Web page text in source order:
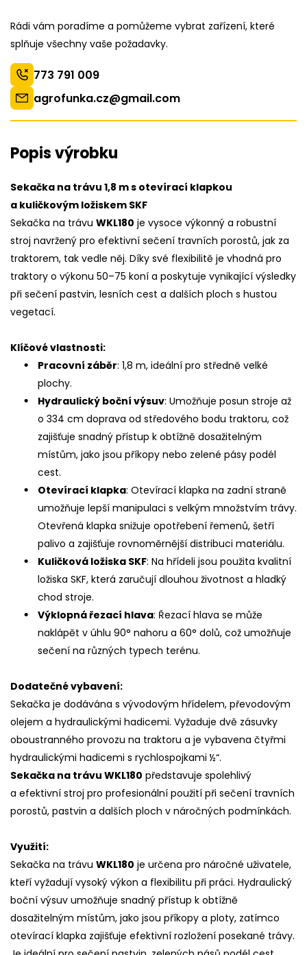
Rádi vám poradíme a pomůžeme vybrat zařízení, které
splňuje všechny vaše požadavky.
773 791 009
agrofunka.cz@gmail.com
Popis výrobku
Sekačka na trávu 1,8 m s otevírací klapkou
a kuličkovým ložiskem SKF
Sekačka na trávu WKL180 je vysoce výkonný a robustní
stroj navržený pro efektivní sečení travních porostů, jak za
traktorem, tak vedle něj. Díky své flexibilitě je vhodná pro
traktory o výkonu 50–75 koní a poskytuje vynikající výsledky
při sečení pastvin, lesních cest a dalších ploch s hustou
vegetací.
Klíčové vlastnosti:
Pracovní záběr: 1,8 m, ideální pro středně velké
plochy.
Hydraulický boční výsuv: Umožňuje posun stroje až
o 334 cm doprava od středového bodu traktoru, což
zajišťuje snadný přístup k obtížně dosažitelným
místům, jako jsou příkopy nebo zelené pásy podél
cest.
Otevírací klapka: Otevírací klapka na zadní straně
umožňuje lepší manipulaci s velkým množstvím trávy.
Otevřená klapka snižuje opotřebení řemenů, šetří
palivo a zajišťuje rovnoměrnější distribuci materiálu.
Kuličková ložiska SKF: Na hřídeli jsou použita kvalitní
ložiska SKF, která zaručují dlouhou životnost a hladký
chod stroje.
Výklopná řezací hlava: Řezací hlava se může
naklápět v úhlu 90° nahoru a 60° dolů, což umožňuje
sečení na různých typech terénu.
Dodatečné vybavení:
Sekačka je dodávána s vývodovým hřídelem, převodovým
olejem a hydraulickými hadicemi. Vyžaduje dvě zásuvky
oboustranného provozu na traktoru a je vybavena čtyřmi
hydraulickými hadicemi s rychlospojkami ½“.
Sekačka na trávu WKL180 představuje spolehlivý
a efektivní stroj pro profesionální použití při sečení travních
porostů, pastvin a dalších ploch v náročných podmínkách.
Využití:
Sekačka na trávu WKL180 je určena pro náročné uživatele,
kteří vyžadují vysoký výkon a flexibilitu při práci. Hydraulický
boční výsuv umožňuje snadný přístup k obtížně
dosažitelným místům, jako jsou příkopy a ploty, zatímco
otevírací klapka zajišťuje efektivní rozložení posekané trávy.